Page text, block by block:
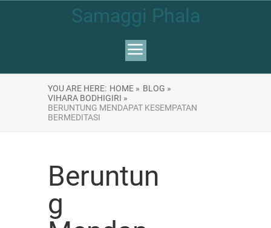
Samaggi Phala
YOU ARE HERE: HOME » BLOG »
VIHARA BODHIGIRI »
BERUNTUNG MENDAPAT KESEMPATAN
BERMEDITASI
Beruntun
g